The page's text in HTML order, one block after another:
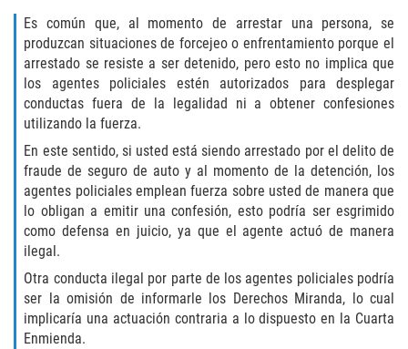
Fraud Crimes
Auto Insurance Fraud
Check Fraud
Credit Card Fraud
Health Care Fraud
Welfare Fraud
Es común que, al momento de arrestar una persona, se
produzcan situaciones de forcejeo o enfrentamiento porque el
arrestado se resiste a ser detenido, pero esto no implica que
los agentes policiales estén autorizados para desplegar
conductas fuera de la legalidad ni a obtener confesiones
utilizando la fuerza.
En este sentido, si usted está siendo arrestado por el delito de
fraude de seguro de auto y al momento de la detención, los
agentes policiales emplean fuerza sobre usted de manera que
lo obligan a emitir una confesión, esto podría ser esgrimido
como defensa en juicio, ya que el agente actuó de manera
ilegal.
Otra conducta ilegal por parte de los agentes policiales podría
ser la omisión de informarle los Derechos Miranda, lo cual
implicaría una actuación contraria a lo dispuesto en la Cuarta
Enmienda.